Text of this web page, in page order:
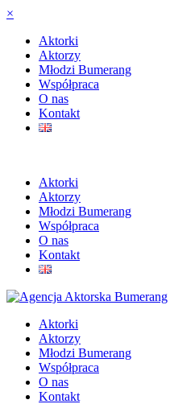
×
Aktorki
Aktorzy
Młodzi Bumerang
Współpraca
O nas
Kontakt
Aktorki
Aktorzy
Młodzi Bumerang
Współpraca
O nas
Kontakt
Aktorki
Aktorzy
Młodzi Bumerang
Współpraca
O nas
Kontakt